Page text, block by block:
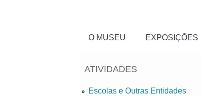
O MUSEU EXPOSIÇÕES
ATIVIDADES
Escolas e Outras Entidades